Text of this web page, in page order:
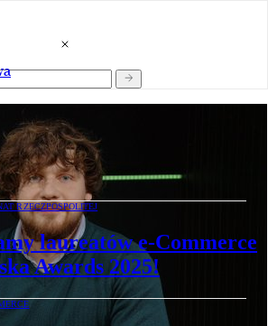
opakowaniowa
RZECZPOSPOLITEJ
laureatów e-Commerce
Awards 2025!